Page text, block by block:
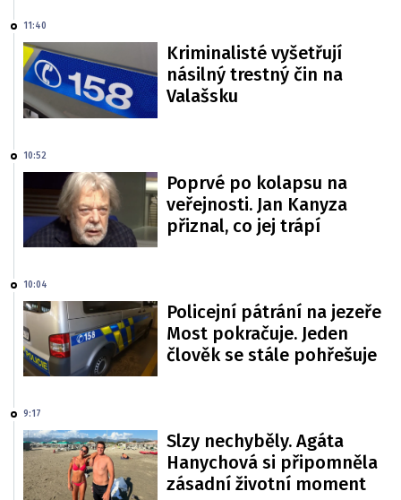
11:40
Kriminalisté vyšetřují
násilný trestný čin na
Valašsku
10:52
Poprvé po kolapsu na
veřejnosti. Jan Kanyza
přiznal, co jej trápí
10:04
Policejní pátrání na jezeře
Most pokračuje. Jeden
člověk se stále pohřešuje
9:17
Slzy nechyběly. Agáta
Hanychová si připomněla
zásadní životní moment